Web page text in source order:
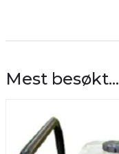
Mest besøkt...